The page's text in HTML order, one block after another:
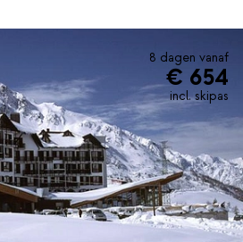
8 dagen vanaf
€ 654
incl. skipas